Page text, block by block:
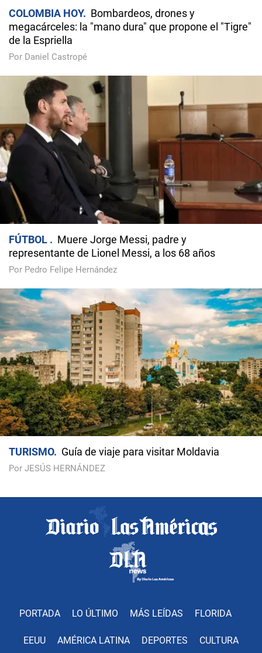
COLOMBIA HOY
Bombardeos, drones y
megacárceles: la "mano dura" que propone el "Tigre"
de la Espriella
Por Daniel Castropé
FÚTBOL
Muere Jorge Messi, padre y
representante de Lionel Messi, a los 68 años
Por Pedro Felipe Hernández
TURISMO Guía de viaje para visitar Moldavia
Por JESÚS HERNÁNDEZ
PORTADA LO ÚLTIMO MÁS LEÍDAS FLORIDA
EEUU AMÉRICA LATINA DEPORTES CULTURA